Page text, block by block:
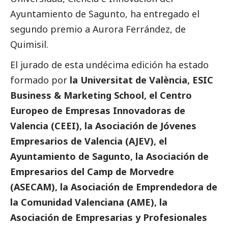
Ayuntamiento de Sagunto, ha entregado el
segundo premio a Aurora Ferrández, de
Quimisil.
El jurado de esta undécima edición ha estado
formado por la Universitat de València, ESIC
Business & Marketing School, el Centro
Europeo de Empresas Innovadoras de
Valencia (CEEI), la Asociación de Jóvenes
Empresarios de Valencia (AJEV), el
Ayuntamiento de Sagunto, la Asociación de
Empresarios del Camp de Morvedre
(ASECAM), la Asociación de Emprendedora de
la Comunidad Valenciana (AME), la
Asociación de Empresarias y Profesionales